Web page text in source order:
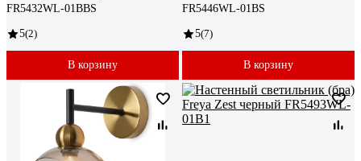
FR5432WL-01BBS
5(2)
В корзину
FR5446WL-01BS
5(7)
В корзину